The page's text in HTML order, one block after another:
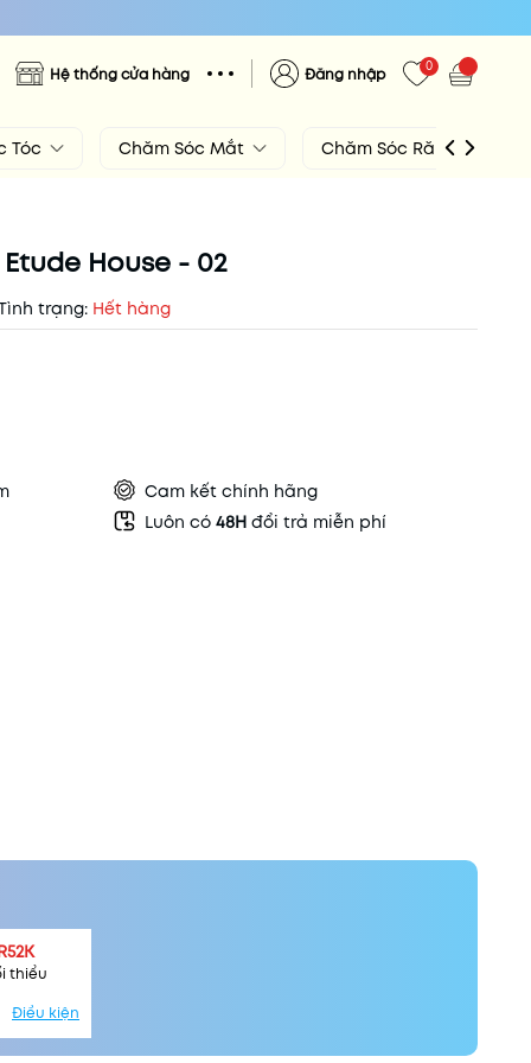
Hệ thống cửa hàng Đăng nhập 0
Tóc Chăm Sóc Mắt Chăm Sóc Răng Miệng
House - 02
trạng: Hết hàng
Cam kết chính hãng
Luôn có 48H đổi trả miễn phí
thiểu
Điều kiện